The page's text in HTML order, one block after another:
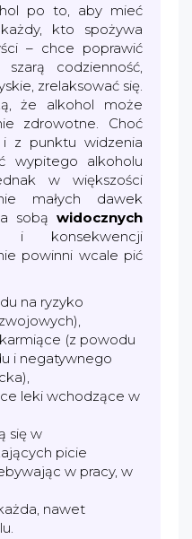
po to, aby mieć
kto spożywa
– chce poprawić
codzienność,
zrelaksować się.
że alkohol może
zdrowotne. Choć
i z punktu widzenia
wypitego alkoholu
w większości
małych dawek
sobą widocznych
i konsekwencji
powinni wcale pić
na ryzyko
(z powodu
i negatywnego
leki wchodzące w
się w
picie
w pracy, w
nawet